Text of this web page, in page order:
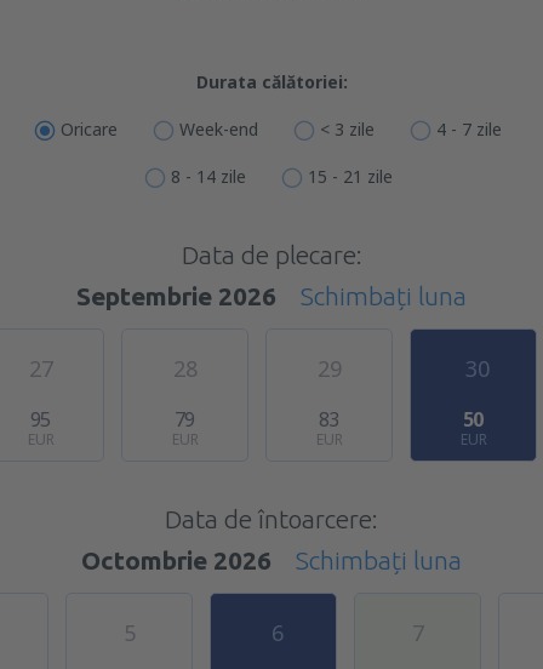
Durata călătoriei:
Oricare Week-end < 3 zile 4 - 7 zile
8 - 14 zile 15 - 21 zile
Data de plecare:
Septembrie 2026
Schimbați luna
27
95
EUR
28
79
EUR
29
83
EUR
30
50
EUR
Data de întoarcere:
Octombrie 2026
Schimbați luna
5 6 7